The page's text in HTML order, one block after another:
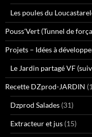
Les poules du
Pouss'Vert (Tunnel de
Projets – Idées à
Le Jardin partagé VF
Recette DZprod-JARDIN
Dzprod Salades (31)
Extracteur et jus (15)